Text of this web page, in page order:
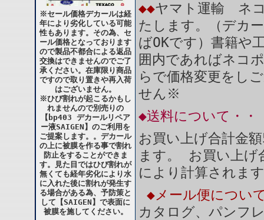
※セール価格デカールは経
年により劣化している可能
性もあります。その為、セ
ール価格となっております
ので製品不都合による返品
交換はできませんのでご了
承ください。在庫限り商品
ですので取り置きや再入荷
はございません。
※ひび割れが起こるかもし
れませんので別売りの
【bp403 デカールリペア
ー液SAIGEN】のご利用を
ご提案します。。デカール
の上に被膜を作る事で割れ
防止をすることができま
す。見た目ではひび割れが
無くても経年劣化により水
に入れた後に割れが発生す
る場合がある為、予防策と
して【SAIGEN】で表面に
被膜を施してください。
◆◆ヤマト運輸 ネ
たします。（デカ
ばOKです）書籍や
囲内であればネコ
らで価格変更をし
せん※
◆送料について・・
お買い上げ合計金
ます。 お買い上
により計算されま
◆メール便につい
カタログ、パンフ